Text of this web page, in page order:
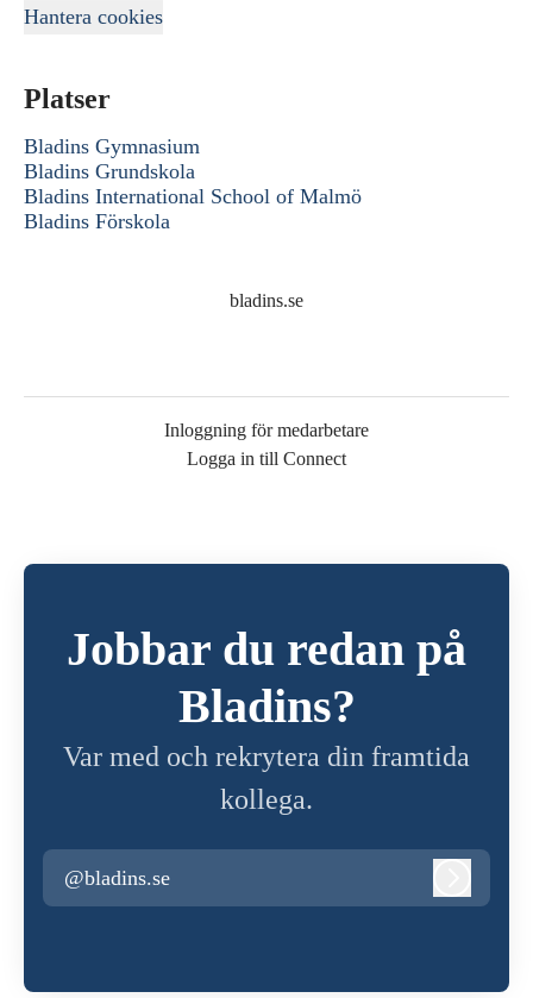
Hantera cookies
Platser
Bladins Gymnasium
Bladins Grundskola
Bladins International School of Malmö
Bladins Förskola
bladins.se
Inloggning för medarbetare
Logga in till Connect
Jobbar du redan på
Bladins?
Var med och rekrytera din framtida
kollega.
@bladins.se